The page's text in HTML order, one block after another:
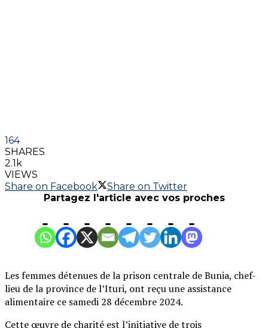
164
SHARES
2.1k
VIEWS
Share on Facebook
Share on Twitter
Partagez l'article avec vos proches
Les femmes détenues de la prison centrale de Bunia, chef-
lieu de la province de l’Ituri, ont reçu une assistance
alimentaire ce samedi 28 décembre 2024.
Cette œuvre de charité est l’initiative de trois